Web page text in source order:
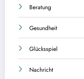
Beratung
Gesundheit
Glücksspiel
Nachricht